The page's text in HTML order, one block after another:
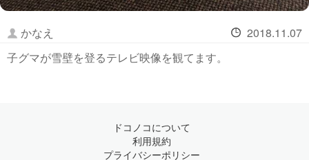
かなえ
2018.11.07
子グマが雪壁を登るテレビ映像を観てます。
ドコノコについて
利用規約
プライバシーポリシー